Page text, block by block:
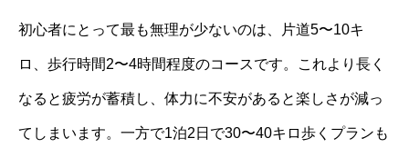
初心者にとって最も無理が少ないのは、片道5〜10キ
ロ、歩行時間2〜4時間程度のコースです。これより長く
なると疲労が蓄積し、体力に不安があると楽しさが減っ
てしまいます。一方で1泊2日で30〜40キロ歩くプランも